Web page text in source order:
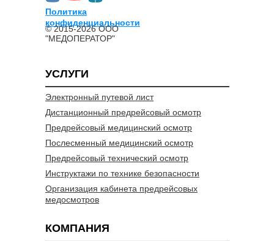
УСЛУГИ
Электронный путевой лист
Дистанционный предрейсовый осмотр
Предрейсовый медицинский осмотр
Послесменный медицинский осмотр
Предрейсовый технический осмотр
Инструктажи по технике безопасности
Организация кабинета предрейсовых
медосмотров
КОМПАНИЯ
Политика
конфиденциальности
© 2015-2026 ООО
"МЕДОПЕРАТОР"